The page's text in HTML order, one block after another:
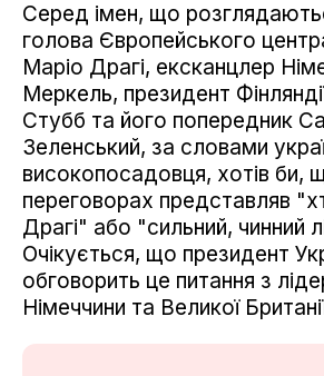
Серед імен, що
голова Європейського
Маріо Драгі, ексканцлер
Меркель, президент
Стубб та його попередник
Зеленський, за словами
високопосадовця, хотів би,
переговорах представляв
Драгі" або "сильний, чинний
Очікується, що президент
обговорить це питання з
Німеччини та Великої